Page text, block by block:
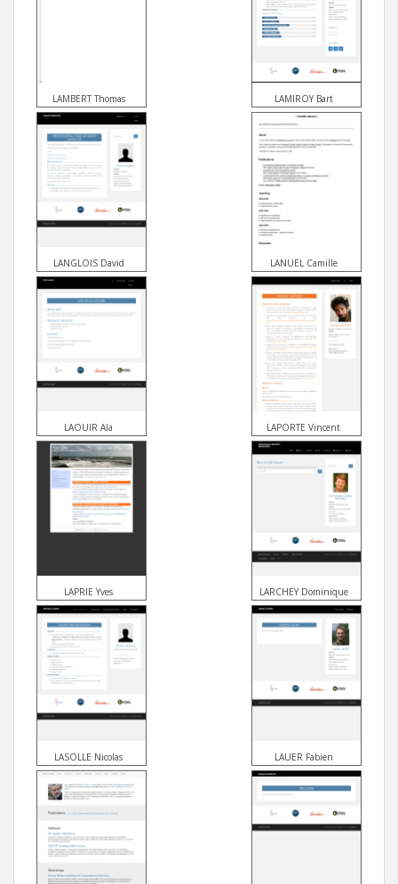
LAMBERT Thomas LAMIROY Bart
LANGLOIS David LANUEL Camille
LAOUIR Ala LAPORTE Vincent
LAPRIE Yves LARCHEY Dominique
LASOLLE Nicolas LAUER Fabien